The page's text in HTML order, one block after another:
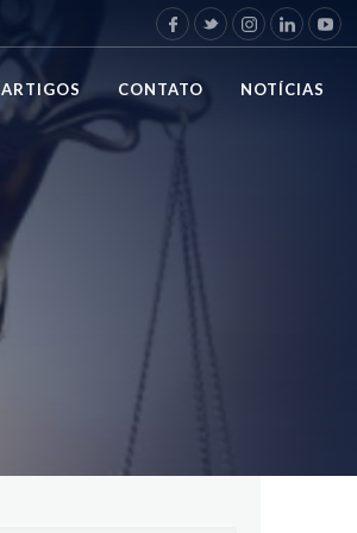
ARTIGOS CONTATO NOTÍCIAS